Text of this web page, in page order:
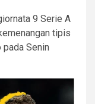
9 Serie A
tipis
Senin